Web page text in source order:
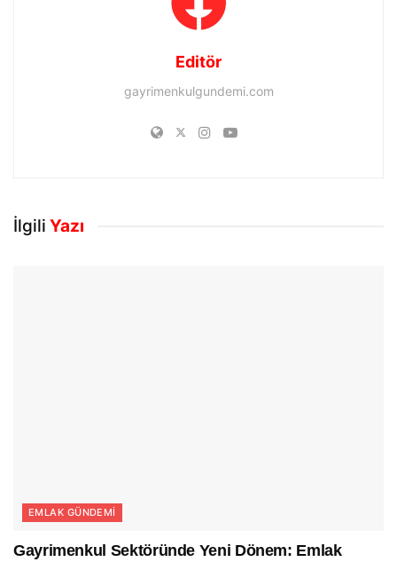
Editör
gayrimenkulgundemi.com
İlgili Yazı
EMLAK GÜNDEMI
Gayrimenkul Sektöründe Yeni Dönem: Emlak